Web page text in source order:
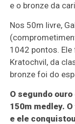
e o bronze da
Nos 50m livre,
1042 pontos.
Kratochvil, da
bronze foi do
O segundo
150m medley.
e ele